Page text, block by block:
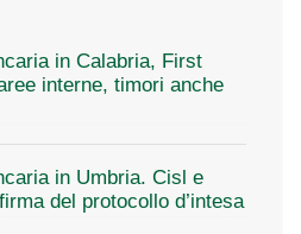
in Calabria, First
interne, timori anche
in Umbria. Cisl e
del protocollo d’intesa